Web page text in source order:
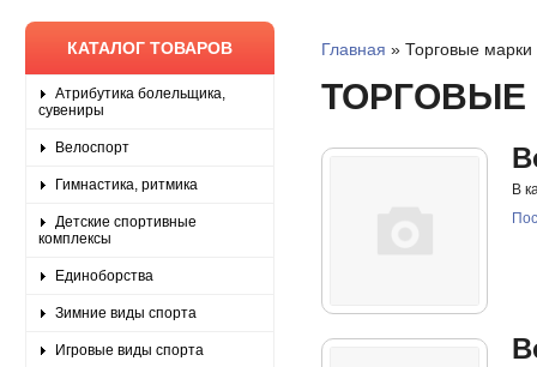
КАТАЛОГ ТОВАРОВ
Атрибутика болельщика,
сувениры
Велоспорт
Гимнастика, ритмика
Детские спортивные
комплексы
Единоборства
Зимние виды спорта
Игровые виды спорта
Главная » Торговые марки
ТОРГОВЫЕ
В